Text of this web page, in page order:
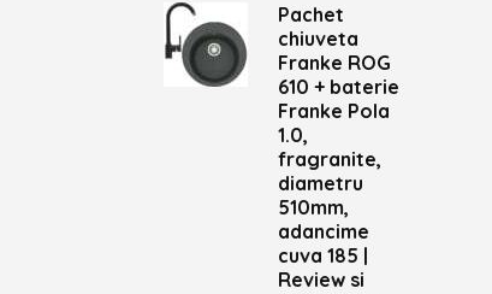
Pachet
chiuveta
Franke ROG
610 + baterie
Franke Pola
1.0,
fragranite,
diametru
510mm,
adancime
cuva 185 |
Review si